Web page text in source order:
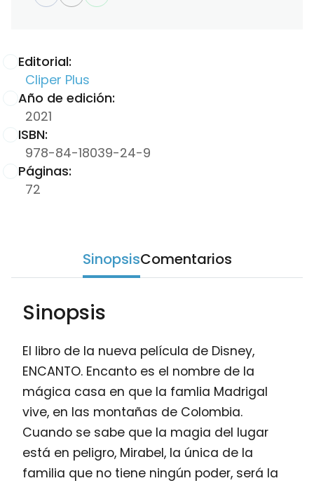
Editorial:
Cliper Plus
Año de edición:
2021
ISBN:
978-84-18039-24-9
Páginas:
72
SinopsisComentarios
Sinopsis
El libro de la nueva película de Disney,
ENCANTO. Encanto es el nombre de la
mágica casa en que la famlia Madrigal
vive, en las montañas de Colombia.
Cuando se sabe que la magia del lugar
está en peligro, Mirabel, la única de la
familia que no tiene ningún poder, será la